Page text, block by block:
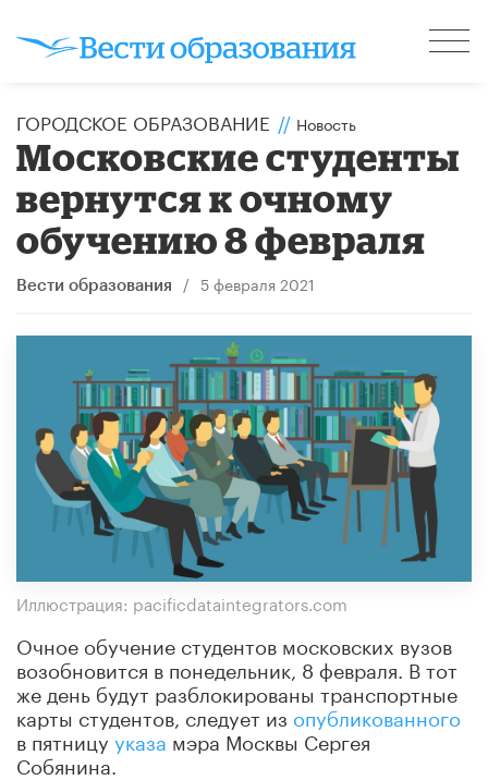
ГОРОДСКОЕ ОБРАЗОВАНИЕ // Новость
Московские студенты
вернутся к очному
обучению 8 февраля
Вести образования / 5 февраля 2021
Иллюстрация: pacificdataintegrators.com
Очное обучение студентов московских вузов
возобновится в понедельник, 8 февраля. В тот
же день будут разблокированы транспортные
карты студентов, следует из опубликованного
в пятницууказа мэра Москвы Сергея
Собянина.